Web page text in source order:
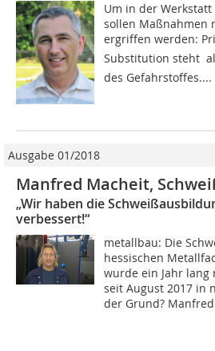
Um in der
sollen Maßnahmen
ergriffen werden:
Substitution steht 
des Gefahrstoffes....
Ausgabe 01/2018
Manfred Macheit,
„Wir haben die
verbessert!“
metallbau: Die
hessischen
wurde ein Jahr
seit August 2017 in
der Grund?